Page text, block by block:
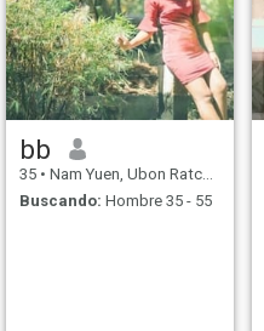
bb
35 • Nam Yuen, Ubon Ratchathani, Tailandia
Buscando: Hombre 35 - 55